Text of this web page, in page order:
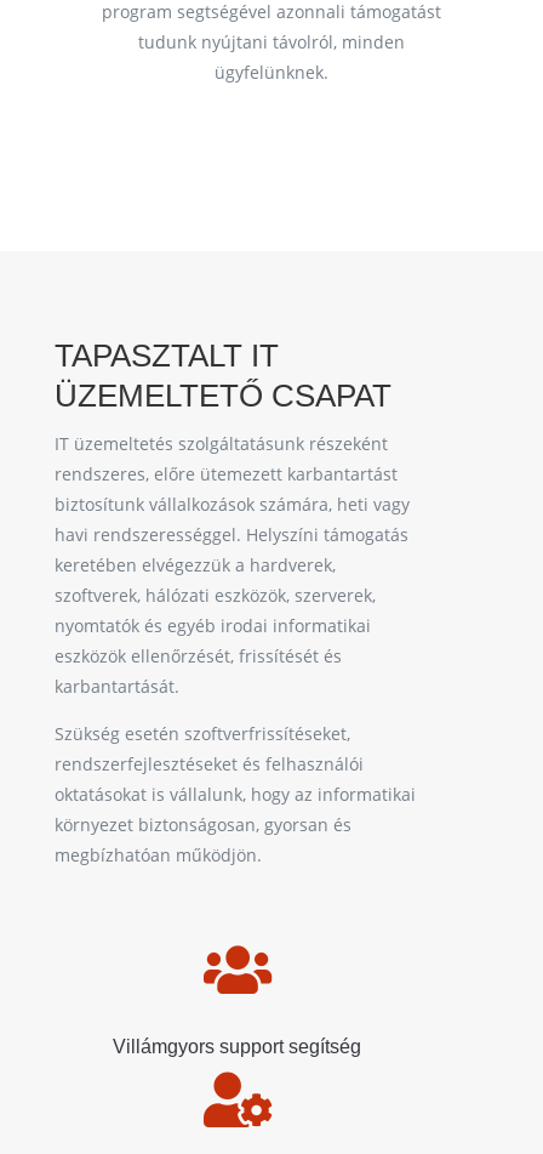
program segtségével azonnali támogatást
tudunk nyújtani távolról, minden
ügyfelünknek.
TAPASZTALT IT
ÜZEMELTETŐ CSAPAT
IT üzemeltetés szolgáltatásunk részeként
rendszeres, előre ütemezett karbantartást
biztosítunk vállalkozások számára, heti vagy
havi rendszerességgel. Helyszíni támogatás
keretében elvégezzük a hardverek,
szoftverek, hálózati eszközök, szerverek,
nyomtatók és egyéb irodai informatikai
eszközök ellenőrzését, frissítését és
karbantartását.
Szükség esetén szoftverfrissítéseket,
rendszerfejlesztéseket és felhasználói
oktatásokat is vállalunk, hogy az informatikai
környezet biztonságosan, gyorsan és
megbízhatóan működjön.

Villámgyors support segítség
